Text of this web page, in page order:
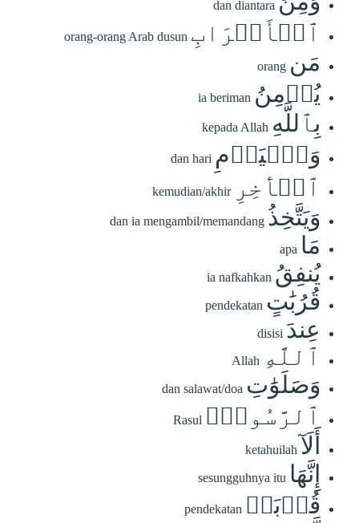
dan diantara
ٱلۡأَعۡرَابِ orang-orang Arab dusun
مَن orang
يُؤۡمِنُ ia beriman
بِٱللَّهِ kepada Allah
وَٱلۡيَوۡمِ dan hari
ٱلۡأٓخِرِ kemudian/akhir
وَيَتَّخِذُ dan ia mengambil/memandang
مَا apa
يُنفِقُ ia nafkahkan
قُرُبَٰتٍ pendekatan
عِندَ disisi
ٱللَّهِ Allah
وَصَلَوَٰتِ dan salawat/doa
ٱلرَّسُولِۚ Rasul
أَلَآ ketahuilah
إِنَّهَا sesungguhnya itu
قُرۡبَةٞ pendekatan